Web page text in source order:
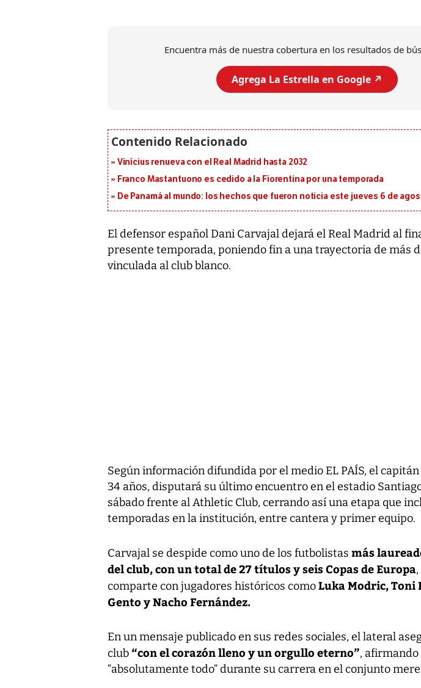
Encuentra más de nuestra cobertura en los resultados de
Agrega La Estrella en Google ↗️
Vinícius renueva con el Real Madrid hasta 2032
Franco Mastantuono es cedido a la Fiorentina por una temporada
De Panamá al mundo: los hechos que fueron noticia este jueves 6 de
El defensor español Dani Carvajal dejará el Real Madrid al
presente temporada, poniendo fin a una trayectoria de más
vinculada al club blanco.
Según información difundida por el medio EL PAÍS, el
34 años, disputará su último encuentro en el estadio
sábado frente al Athletic Club, cerrando así una etapa que
temporadas en la institución, entre cantera y primer equipo.
Carvajal se despide como uno de los futbolistas más
del club, con un total de 27 títulos y seis Copas de Europa
comparte con jugadores históricos comoLuka Modric, Toni
Gento y Nacho Fernández.
En un mensaje publicado en sus redes sociales, el lateral
club “con el corazón lleno y un orgullo eterno”,
“absolutamente todo” durante su carrera en el conjunto